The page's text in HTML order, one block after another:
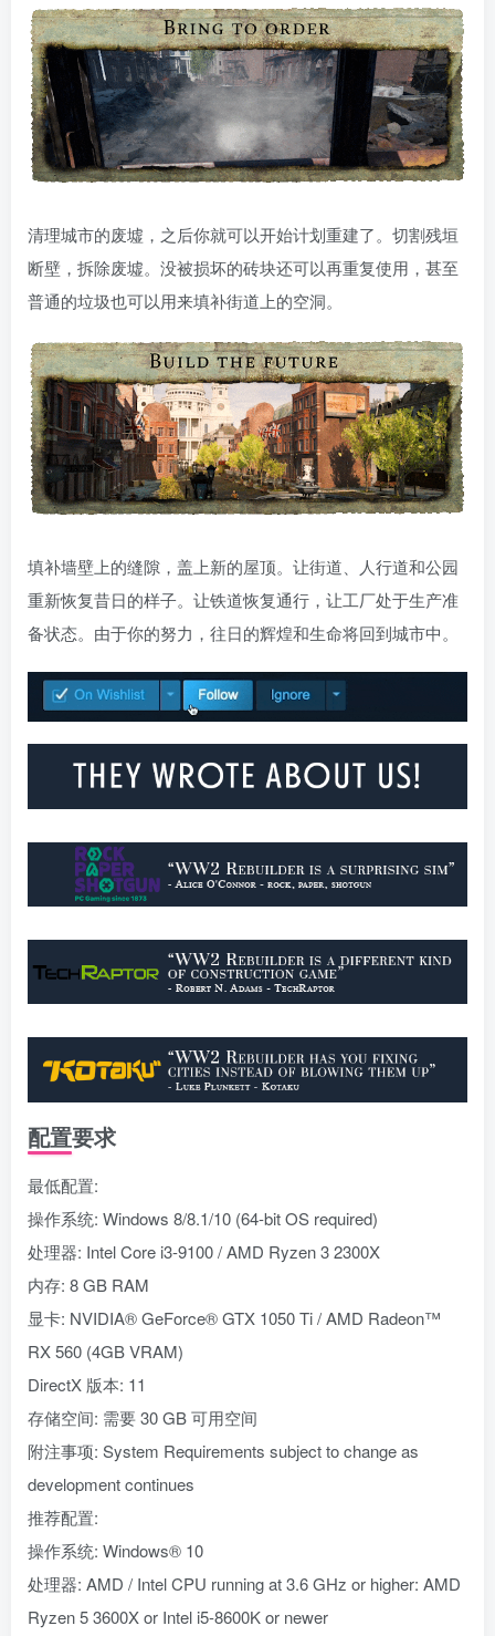
清理城市的废墟，之后你就可以开始计划重建了。切割残垣
断壁，拆除废墟。没被损坏的砖块还可以再重复使用，甚至
普通的垃圾也可以用来填补街道上的空洞。
填补墙壁上的缝隙，盖上新的屋顶。让街道、人行道和公园
重新恢复昔日的样子。让铁道恢复通行，让工厂处于生产准
备状态。由于你的努力，往日的辉煌和生命将回到城市中。
配置要求
最低配置:
操作系统: Windows 8/8.1/10 (64-bit OS required)
处理器: Intel Core i3-9100 / AMD Ryzen 3 2300X
内存: 8 GB RAM
显卡: NVIDIA® GeForce® GTX 1050 Ti / AMD Radeon™
RX 560 (4GB VRAM)
DirectX 版本: 11
存储空间: 需要 30 GB 可用空间
附注事项: System Requirements subject to change as
development continues
推荐配置:
操作系统: Windows® 10
处理器: AMD / Intel CPU running at 3.6 GHz or higher: AMD
Ryzen 5 3600X or Intel i5-8600K or newer